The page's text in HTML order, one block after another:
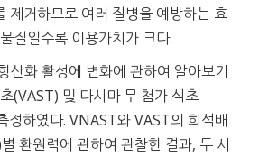
제거하므로 여러 질병을 예방하는 효
질일수록 이용가치가 크다.
산화 활성에 변화에 관하여 알아보기
(VAST) 및 다시마 무 첨가 식초
정하였다. VNAST와 VAST의 희석배
환원력에 관하여 관찰한 결과, 두 시